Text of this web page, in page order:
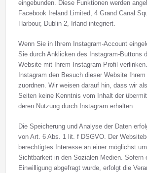
eingebunden. Diese Funktionen werden
Facebook Ireland Limited, 4 Grand Canal
Harbour, Dublin 2, Irland integriert.
Wenn Sie in Ihrem Instagram-Account
Sie durch Anklicken des Instagram-Buttons
Website mit Ihrem Instagram-Profil
Instagram den Besuch dieser Website
zuordnen. Wir weisen darauf hin, dass wir
Seiten keine Kenntnis vom Inhalt der
deren Nutzung durch Instagram erhalten.
Die Speicherung und Analyse der Daten
von Art. 6 Abs. 1 lit. f DSGVO. Der
berechtigtes Interesse an einer möglichst
Sichtbarkeit in den Sozialen Medien. Sofern
Einwilligung abgefragt wurde, erfolgt die